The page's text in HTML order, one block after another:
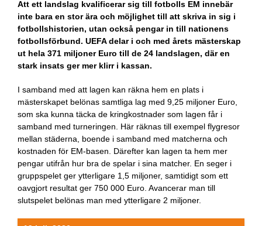
Att ett landslag kvalificerar sig till fotbolls EM innebär
inte bara en stor ära och möjlighet till att skriva in sig i
fotbollshistorien, utan också pengar in till nationens
fotbollsförbund. UEFA delar i och med årets mästerskap
ut hela 371 miljoner Euro till de 24 landslagen, där en
stark insats ger mer klirr i kassan.
I samband med att lagen kan räkna hem en plats i
mästerskapet belönas samtliga lag med 9,25 miljoner Euro,
som ska kunna täcka de kringkostnader som lagen får i
samband med turneringen. Här räknas till exempel flygresor
mellan städerna, boende i samband med matcherna och
kostnaden för EM-basen. Därefter kan lagen ta hem mer
pengar utifrån hur bra de spelar i sina matcher. En seger i
gruppspelet ger ytterligare 1,5 miljoner, samtidigt som ett
oavgjort resultat ger 750 000 Euro. Avancerar man till
slutspelet belönas man med ytterligare 2 miljoner.